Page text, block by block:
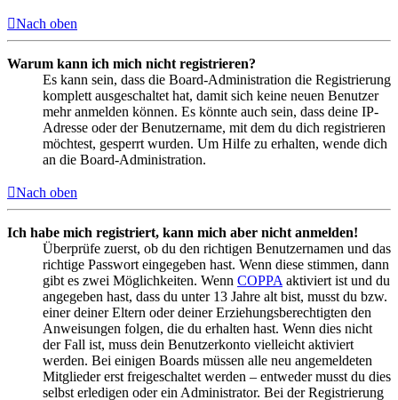
Nach oben
Warum kann ich mich nicht registrieren?
Es kann sein, dass die Board-Administration die Registrierung
komplett ausgeschaltet hat, damit sich keine neuen Benutzer
mehr anmelden können. Es könnte auch sein, dass deine IP-
Adresse oder der Benutzername, mit dem du dich registrieren
möchtest, gesperrt wurden. Um Hilfe zu erhalten, wende dich
an die Board-Administration.
Nach oben
Ich habe mich registriert, kann mich aber nicht anmelden!
Überprüfe zuerst, ob du den richtigen Benutzernamen und das
richtige Passwort eingegeben hast. Wenn diese stimmen, dann
gibt es zwei Möglichkeiten. Wenn COPPA aktiviert ist und du
angegeben hast, dass du unter 13 Jahre alt bist, musst du bzw.
einer deiner Eltern oder deiner Erziehungsberechtigten den
Anweisungen folgen, die du erhalten hast. Wenn dies nicht
der Fall ist, muss dein Benutzerkonto vielleicht aktiviert
werden. Bei einigen Boards müssen alle neu angemeldeten
Mitglieder erst freigeschaltet werden – entweder musst du dies
selbst erledigen oder ein Administrator. Bei der Registrierung